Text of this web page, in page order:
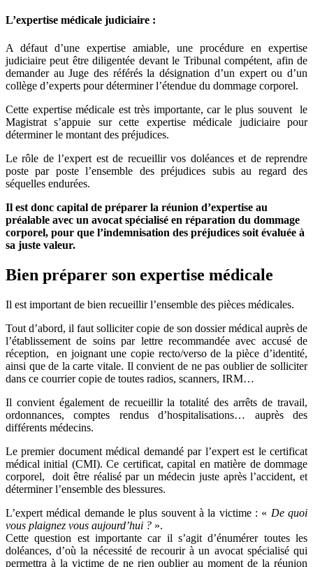
L’expertise médicale judiciaire :
A défaut d’une expertise amiable, une procédure en expertise
judiciaire peut être diligentée devant le Tribunal compétent, afin de
demander au Juge des référés la désignation d’un expert ou d’un
collège d’experts pour déterminer l’étendue du dommage corporel.
Cette expertise médicale est très importante, car le plus souvent le
Magistrat s’appuie sur cette expertise médicale judiciaire pour
déterminer le montant des préjudices.
Le rôle de l’expert est de recueillir vos doléances et de reprendre
poste par poste l’ensemble des préjudices subis au regard des
séquelles endurées.
Il est donc capital de préparer la réunion d’expertise au
préalable avec un avocat spécialisé en réparation du dommage
corporel, pour que l’indemnisation des préjudices soit évaluée à
sa juste valeur.
Bien préparer son expertise médicale
Il est important de bien recueillir l’ensemble des pièces médicales.
Tout d’abord, il faut solliciter copie de son dossier médical auprès de
l’établissement de soins par lettre recommandée avec accusé de
réception, en joignant une copie recto/verso de la pièce d’identité,
ainsi que de la carte vitale. Il convient de ne pas oublier de solliciter
dans ce courrier copie de toutes radios, scanners, IRM…
Il convient également de recueillir la totalité des arrêts de travail,
ordonnances, comptes rendus d’hospitalisations… auprès des
différents médecins.
Le premier document médical demandé par l’expert est le certificat
médical initial (CMI). Ce certificat, capital en matière de dommage
corporel, doit être réalisé par un médecin juste après l’accident, et
déterminer l’ensemble des blessures.
L’expert médical demande le plus souvent à la victime : « De quoi
vous plaignez vous aujourd’hui ? ».
Cette question est importante car il s’agit d’énumérer toutes les
doléances, d’où la nécessité de recourir à un avocat spécialisé qui
permettra à la victime de ne rien oublier au moment de la réunion